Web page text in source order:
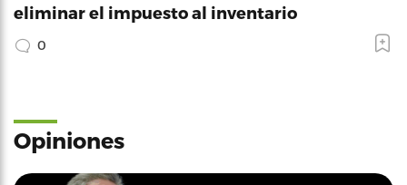
eliminar el impuesto al inventario
0
Opiniones